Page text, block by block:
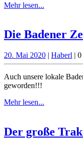
Mehr lesen...
Die Badener
20. Mai 202020.
Mai
2020
| Haberl | 0
Auch unsere lokale
geworden!!!
Mehr lesen...
Der große